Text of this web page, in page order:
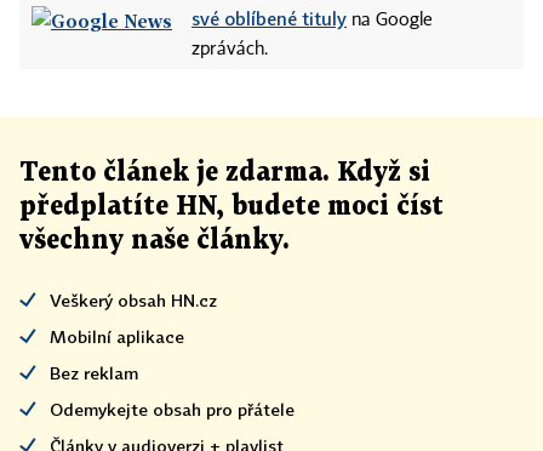
své oblíbené tituly na Google
zprávách.
Tento článek je zdarma. Když si
předplatíte HN, budete moci číst
všechny naše články.
Veškerý obsah HN.cz
Mobilní aplikace
Bez reklam
Odemykejte obsah pro přátele
Články v audioverzi + playlist